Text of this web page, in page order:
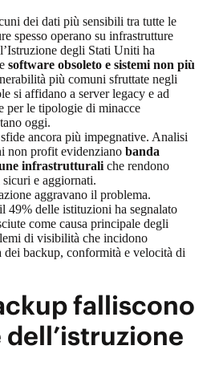
dei dati più sensibili tra tutte le
spesso operano su infrastrutture
degli Stati Uniti ha
software obsoleto e sistemi non più
più comuni sfruttate negli
si affidano a server legacy e ad
per le tipologie di minacce
oggi.
ancora più impegnative. Analisi
non profit evidenziano banda
infrastrutturali che rendono
e aggiornati.
aggravano il problema.
il 49% delle istituzioni ha segnalato
come causa principale degli
di visibilità che incidono
dei backup, conformità e velocità di
falliscono